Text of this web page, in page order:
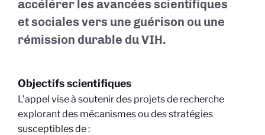
accélérer les avancées scientifiques
et sociales vers une guérison ou une
rémission durable du VIH.
Objectifs scientifiques
L’appel vise à soutenir des projets de recherche
explorant des mécanismes ou des stratégies
susceptibles de :